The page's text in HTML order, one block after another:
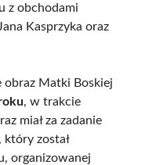
z obchodami
Kasprzyka oraz
obraz Matki Boskiej
, w trakcie
miał za zadanie
został
organizowanej